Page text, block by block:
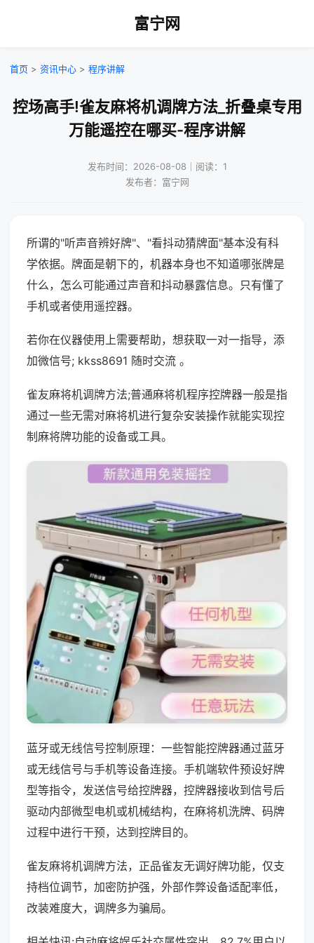
富宁网
首页 > 资讯中心 > 程序讲解
控场高手!雀友麻将机调牌方法_折叠桌专用
万能遥控在哪买-程序讲解
发布时间：2026-08-08｜阅读：1
发布者：富宁网
所谓的"听声音辨好牌"、"看抖动猜牌面"基本没有科
学依据。牌面是朝下的，机器本身也不知道哪张牌是
什么，怎么可能通过声音和抖动暴露信息。只有懂了
手机或者使用遥控器。
若你在仪器使用上需要帮助，想获取一对一指导，添
加微信号; kkss8691 随时交流 。
雀友麻将机调牌方法;普通麻将机程序控牌器一般是指
通过一些无需对麻将机进行复杂安装操作就能实现控
制麻将牌功能的设备或工具。
蓝牙或无线信号控制原理：一些智能控牌器通过蓝牙
或无线信号与手机等设备连接。手机端软件预设好牌
型等指令，发送信号给控牌器，控牌器接收到信号后
驱动内部微型电机或机械结构，在麻将机洗牌、码牌
过程中进行干预，达到控牌目的。
雀友麻将机调牌方法，正品雀友无调好牌功能，仅支
持档位调节，加密防护强，外部作弊设备适配率低，
改装难度大，调牌多为骗局。